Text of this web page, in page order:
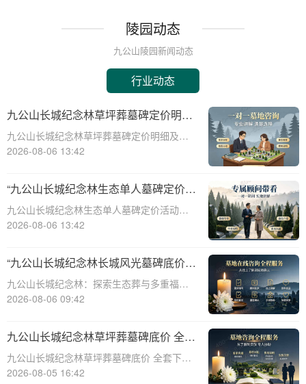
陵园动态
九公山陵园新闻动态
行业动态
九公山长城纪念林草坪葬墓碑定价明细
活动赠绿植养护服务详解
九公山长城纪念林草坪葬墓碑定价明细及活
动赠绿植养护服务详解☎ 九公山陵园电
意识的增强和对生命意义的深刻理解，草坪
葬墓碑逐渐成为一种新型的、环保的、
2026-08-06 13:42
“九公山长城纪念林生态单人墓碑定价
活动直降数千福利丰厚”
九公山长城纪念林生态单人墓碑定价活动，
直降数千，福利丰厚，为您的亲人提供一个
九公山长城纪念林生态单人墓碑的定价策
略、活动优惠以及相关福利，帮助您更好地
了解和选择适
2026-08-06 13:42
“九公山长城纪念林长城风光墓碑底价
生态葬多重福利叠加申领”
九公山长城纪念林：探索生态葬与多重福利
的完美融合☎ 九公山陵园电话:400-838-
渐从传统的土葬转向更为环保、节俭的生态
葬。九公山长城纪念林作为国内领先的
2026-08-06 09:42
九公山长城纪念林草坪葬墓碑底价 全套
下葬打包优惠同步享详解
九公山长城纪念林草坪葬墓碑底价 全套下葬
打包优惠同步享详解☎ 九公山陵园电话:400-
2026-08-05 16:42